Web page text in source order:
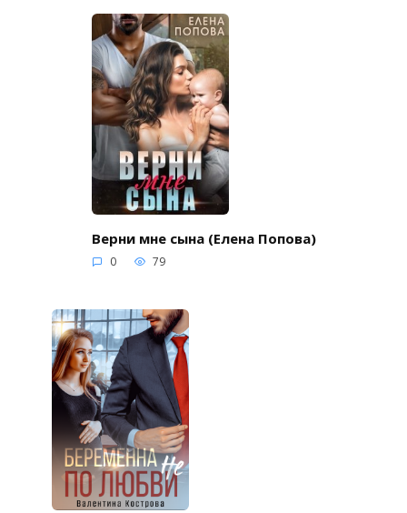
Верни мне сына (Елена Попова)
0 79